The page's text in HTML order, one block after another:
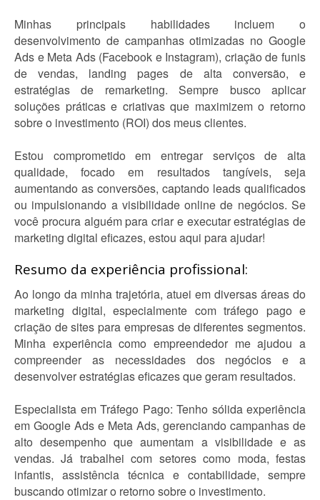
Minhas principais habilidades incluem o
desenvolvimento de campanhas otimizadas no Google
Ads e Meta Ads (Facebook e Instagram), criação de funis
de vendas, landing pages de alta conversão, e
estratégias de remarketing. Sempre busco aplicar
soluções práticas e criativas que maximizem o retorno
sobre o investimento (ROI) dos meus clientes.
Estou comprometido em entregar serviços de alta
qualidade, focado em resultados tangíveis, seja
aumentando as conversões, captando leads qualificados
ou impulsionando a visibilidade online de negócios. Se
você procura alguém para criar e executar estratégias de
marketing digital eficazes, estou aqui para ajudar!
Resumo da experiência profissional:
Ao longo da minha trajetória, atuei em diversas áreas do
marketing digital, especialmente com tráfego pago e
criação de sites para empresas de diferentes segmentos.
Minha experiência como empreendedor me ajudou a
compreender as necessidades dos negócios e a
desenvolver estratégias eficazes que geram resultados.
Especialista em Tráfego Pago: Tenho sólida experiência
em Google Ads e Meta Ads, gerenciando campanhas de
alto desempenho que aumentam a visibilidade e as
vendas. Já trabalhei com setores como moda, festas
infantis, assistência técnica e contabilidade, sempre
buscando otimizar o retorno sobre o investimento.